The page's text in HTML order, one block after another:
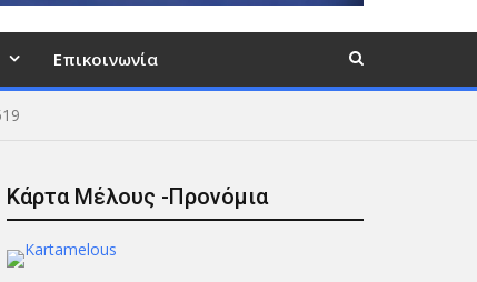
Επικοινωνία
Κάρτα Μέλους -Προνόμια